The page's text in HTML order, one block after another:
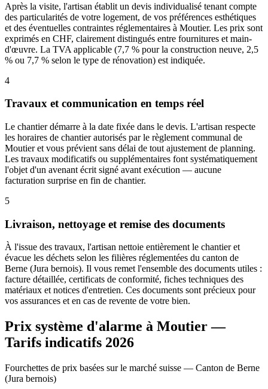
Après la visite, l'artisan établit un devis individualisé tenant compte
des particularités de votre logement, de vos préférences esthétiques
et des éventuelles contraintes réglementaires à Moutier. Les prix sont
exprimés en CHF, clairement distingués entre fournitures et main-
d'œuvre. La TVA applicable (7,7 % pour la construction neuve, 2,5
% ou 7,7 % selon le type de rénovation) est indiquée.
4
Travaux et communication en temps réel
Le chantier démarre à la date fixée dans le devis. L'artisan respecte
les horaires de chantier autorisés par le règlement communal de
Moutier et vous prévient sans délai de tout ajustement de planning.
Les travaux modificatifs ou supplémentaires font systématiquement
l'objet d'un avenant écrit signé avant exécution — aucune
facturation surprise en fin de chantier.
5
Livraison, nettoyage et remise des documents
À l'issue des travaux, l'artisan nettoie entièrement le chantier et
évacue les déchets selon les filières réglementées du canton de
Berne (Jura bernois). Il vous remet l'ensemble des documents utiles :
facture détaillée, certificats de conformité, fiches techniques des
matériaux et notices d'entretien. Ces documents sont précieux pour
vos assurances et en cas de revente de votre bien.
Prix système d'alarme à Moutier —
Tarifs indicatifs 2026
Fourchettes de prix basées sur le marché suisse — Canton de Berne
(Jura bernois)